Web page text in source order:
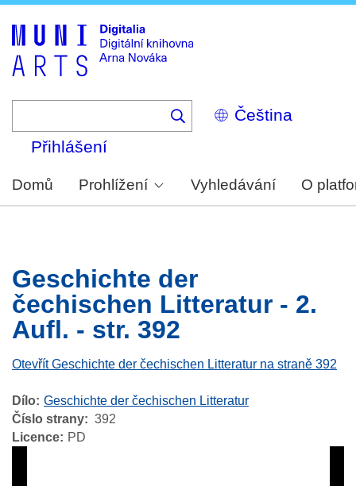
Select
your
Přihlášení
Domů Prohlížení Vyhledávání O
Geschichte der
čechischen Litteratur - 2.
Aufl. - str. 392
Otevřít Geschichte der čechischen Litteratur na straně 392
Dílo Geschichte der čechischen Litteratur
Číslo strany
392
Licence
PD